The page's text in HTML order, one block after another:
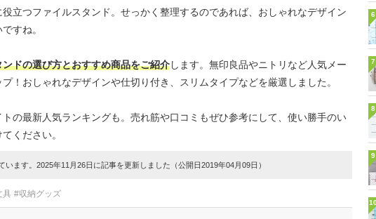
立つファイルスタンド。せっかく整理するのであれば、おしゃれなデザイン
すね。
ドの選び方とおすすめ商品をご紹介します。無印良品やニトリなど人気メー
！おしゃれなデザインや仕切り付き、スリムタイプなどを厳選しました。
の最新人気ランキングも。売れ筋や口コミもぜひ参考にして、使い勝手のい
ください。
ます。2025年11月26日に記事を更新しました（公開日2019年04月09日）
具 #収納グッズ
6
7
8
9